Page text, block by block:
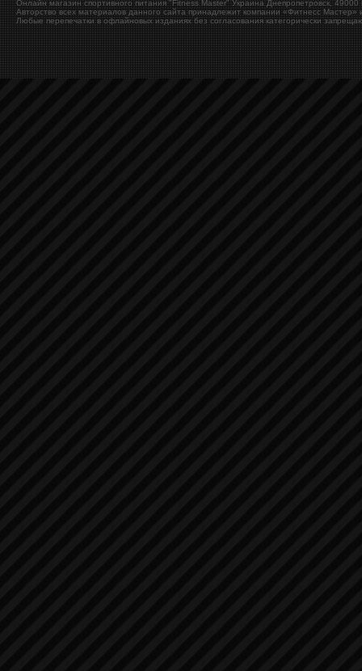
Онлайн магазин спортивного питания "Fitness Master" Украина Днепропетровск 49000
Авторство всех материалов данного сайта принадлежит компании «Фитнесс Мастер»
Любые перепечатки в офлайновых изданиях без согласования категорически